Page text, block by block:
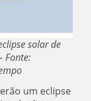
solar de
Fonte:
um eclipse